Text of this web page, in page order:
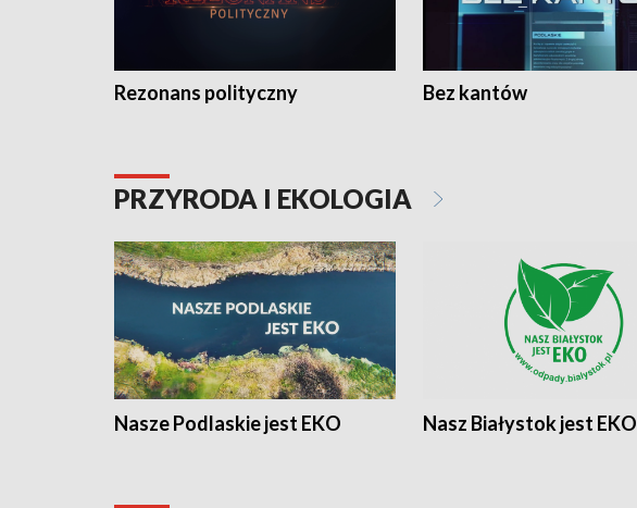
Rezonans polityczny Bez kantów
PRZYRODA I EKOLOGIA
Nasze Podlaskie jest EKO Nasz Białystok jest EKO